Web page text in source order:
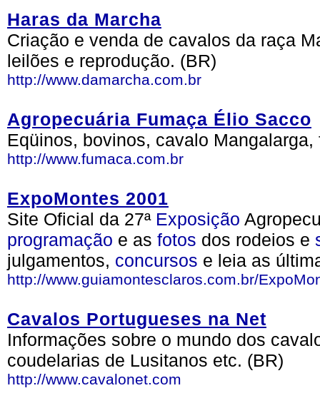
Haras da Marcha
Criação e venda de cavalos da raça
leilões e reprodução. (BR)
http://www.damarcha.com.br
Agropecuária Fumaça Élio Sacco
Eqüinos, bovinos, cavalo
http://www.fumaca.com.br
ExpoMontes 2001
Site Oficial da 27ª Exposição
programação e as fotos dos rodeios e
julgamentos, concursos e leia as
http://www.guiamontesclaros.com.br/
Cavalos Portugueses na Net
Informações sobre o mundo dos
coudelarias de Lusitanos etc. (BR)
http://www.cavalonet.com